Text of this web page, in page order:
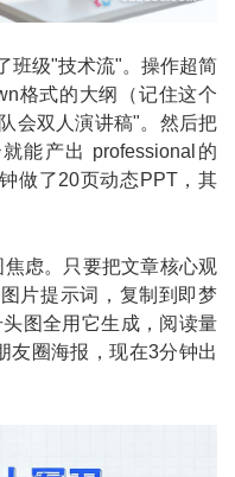
班级"技术流"。操作超简
格式的大纲（记住这个
会双人演讲稿"。然后把
能产出 professional的
做了20页动态PPT，其
虑。只要把文章核心观
片提示词，复制到即梦
图全用它生成，阅读量
友圈海报，现在3分钟出